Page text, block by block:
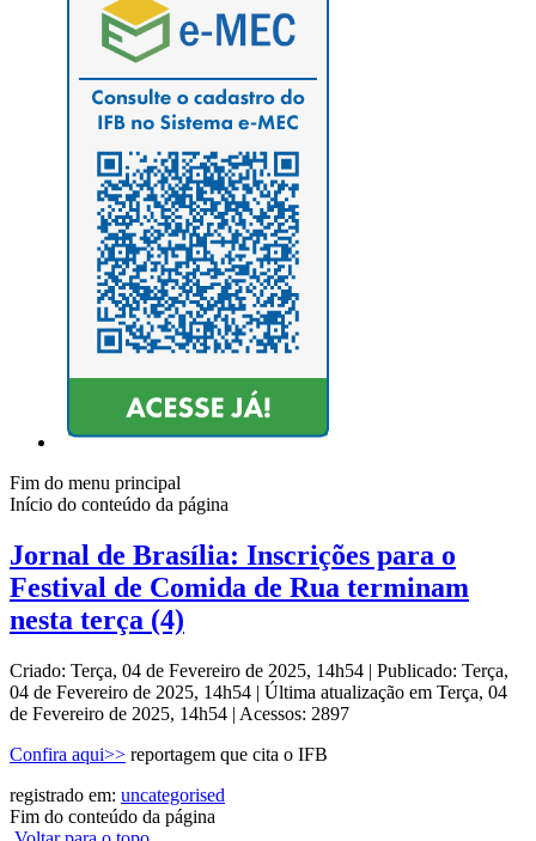
Fim do menu principal
Início do conteúdo da página
Jornal de Brasília: Inscrições para o
Festival de Comida de Rua terminam
nesta terça (4)
Criado: Terça, 04 de Fevereiro de 2025, 14h54 | Publicado: Terça,
04 de Fevereiro de 2025, 14h54 | Última atualização em Terça, 04
de Fevereiro de 2025, 14h54 | Acessos: 2897
Confira aqui>> reportagem que cita o IFB
registrado em: uncategorised
Fim do conteúdo da página